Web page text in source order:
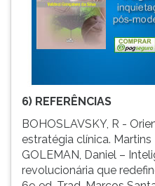
6) REFERÊNCIAS
BOHOSLAVSKY, R -
estratégia clínica. Martins
GOLEMAN, Daniel –
revolucionária que